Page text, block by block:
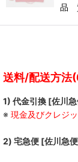
品
送料/配送方法
1) 代金引換 [佐川急
※ 現金及びクレジ
2) 宅急便 [佐川急便